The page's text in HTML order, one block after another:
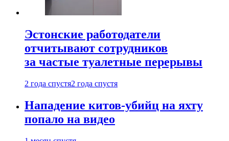
Эстонские работодатели
отчитывают сотрудников
за частые туалетные перерывы
2 года спустя2 года спустя
Нападение китов-убийц на яхту
попало на видео